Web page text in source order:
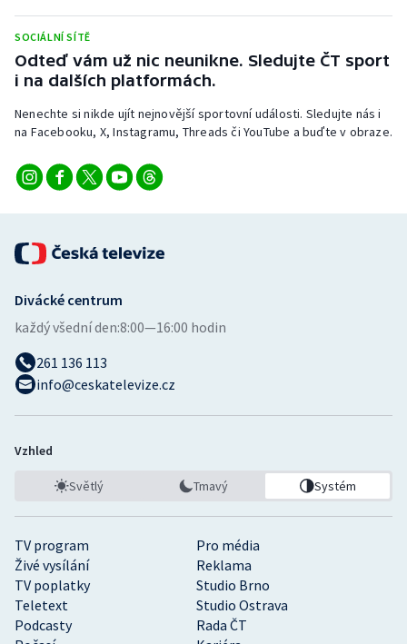
Veslování
Vodní slalom
Volejbal
SOCIÁLNÍ SÍTĚ
Odteď vám už nic neunikne. Sledujte ČT sport
i na dalších platformách.
Nenechte si nikde ujít nejnovější sportovní události. Sledujte nás i
na Facebooku, X, Instagramu, Threads či YouTube a buďte v obraze.
TV program
Pro média
Živé vysílání
Reklama
TV poplatky
Studio Brno
Teletext
Studio Ostrava
Podcasty
Rada ČT
Divácké centrum
každý všední den:8:00—16:00 hodin
261 136 113
info@ceskatelevize.cz
Vzhled
Světlý Tmavý Systém